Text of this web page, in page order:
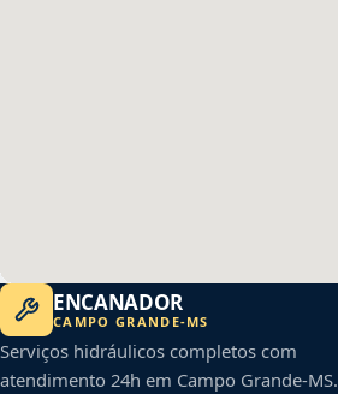
ENCANADOR
CAMPO GRANDE-MS
Serviços hidráulicos completos com
atendimento 24h em Campo Grande-MS.